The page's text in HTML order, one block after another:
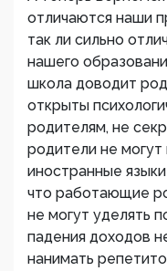
отличаются наши
так ли сильно
нашего
школа доводит
открыты
родителям, не
родители не
иностранные
что работающие
не могут уделять
падения доходов
нанимать